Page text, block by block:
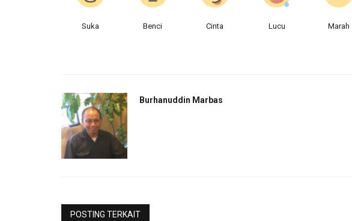
Suka Benci Cinta Lucu Marah
Burhanuddin Marbas
POSTING TERKAIT